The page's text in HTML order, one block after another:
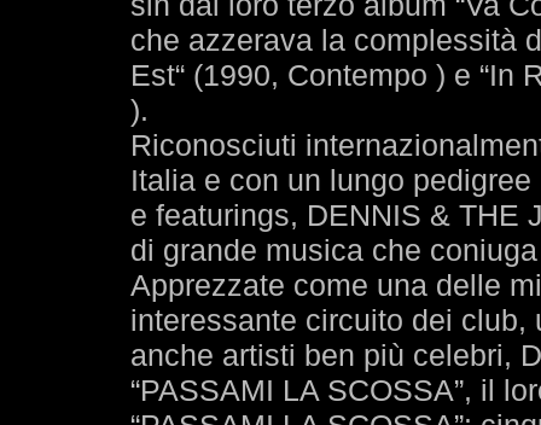
che azzerava la complessità
Est“ (1990, Contempo ) e “In
).
Riconosciuti
Italia e con un lungo
e featurings, DENNIS & THE
di grande musica che
Apprezzate come una delle
interessante circuito dei
anche artisti ben più celebri,
“PASSAMI LA SCOSSA”, il